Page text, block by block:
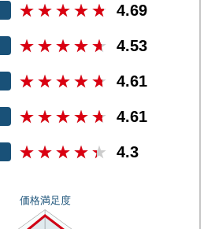
4.69
4.53
4.61
4.61
4.3